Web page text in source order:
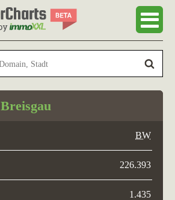
BW
226.393
1.435